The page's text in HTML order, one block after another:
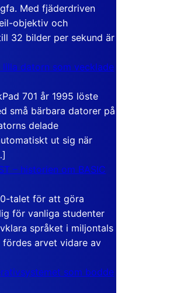
Med fjäderdriven
objektiv och
32 bilder per sekund är
lilla datorn som vecklade
701 år 1995 löste
små bärbara datorer på
delade
ut sig när
– historien om BASIC
talet för att göra
för vanliga studenter
språket i miljontals
fördes arvet vidare av
som bodde